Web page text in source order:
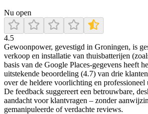
Nu open
4.5
Gewoonpower, gevestigd in Groningen, is
verkoop en installatie van thuisbatterijen
basis van de Google Places-gegevens heeft
uitstekende beoordeling (4.7) van drie
over de heldere voorlichting en professioneel
De feedback suggereert een betrouwbare,
aandacht voor klantvragen – zonder
gemanipuleerde of verdachte reviews.